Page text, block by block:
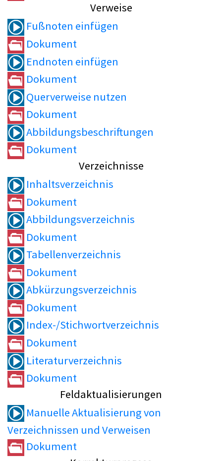
Verweise
Fußnoten einfügen
Dokument
Endnoten einfügen
Dokument
Querverweise nutzen
Dokument
Abbildungsbeschriftungen
Dokument
Verzeichnisse
Inhaltsverzeichnis
Dokument
Abbildungsverzeichnis
Dokument
Tabellenverzeichnis
Dokument
Abkürzungsverzeichnis
Dokument
Index-/Stichwortverzeichnis
Dokument
Literaturverzeichnis
Dokument
Feldaktualisierungen
Manuelle Aktualisierung von
Verzeichnissen und Verweisen
Dokument